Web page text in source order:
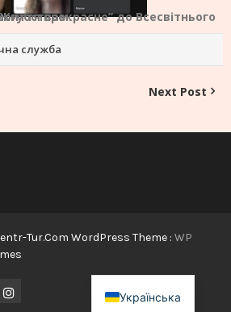
запобігання самогубствам.
служба
Next Post
Tur.Com WordPress Theme : WP
Українська